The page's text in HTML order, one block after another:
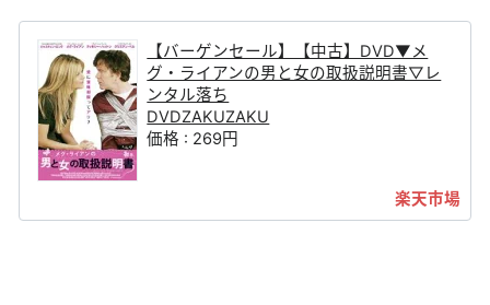
【バーゲンセール】【中古】DVD▼メ
グ・ライアンの男と女の取扱説明書▽レ
ンタル落ち
DVDZAKUZAKU
価格 : 269円